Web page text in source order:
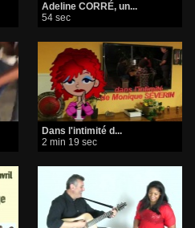
Adeline CORRÉ, un...
54 sec
Dans l'intimité d...
2 min 19 sec